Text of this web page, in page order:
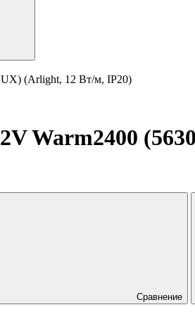
(Arlight, 12 Вт/м, IP20)
Warm2400
Сравнение